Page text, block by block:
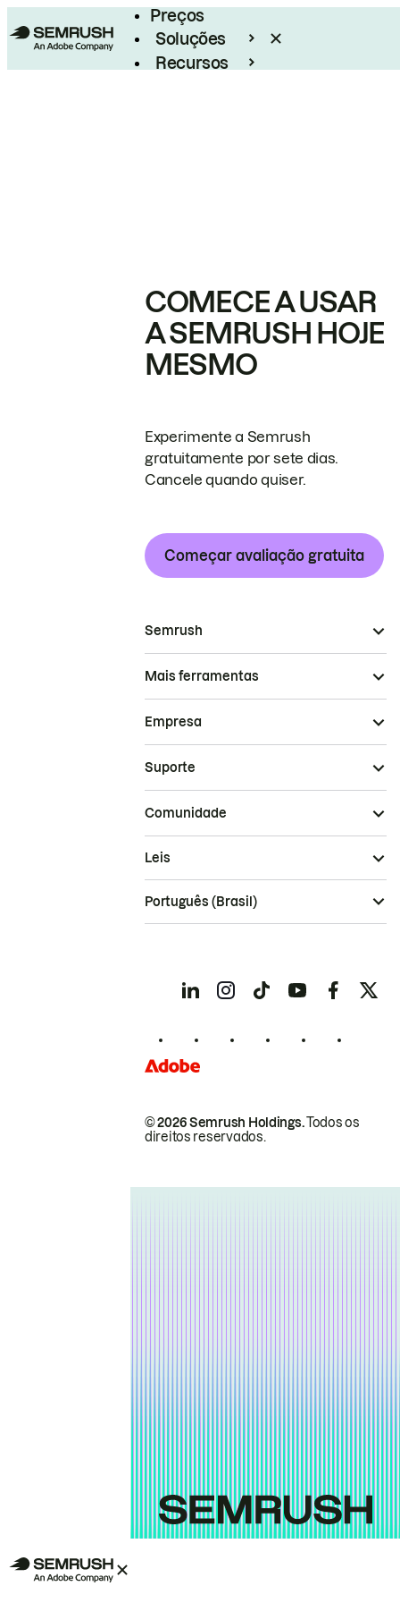
Preços
Soluções
Recursos
COMECE A USAR
A SEMRUSH HOJE
MESMO
Experimente a Semrush
gratuitamente por sete dias.
Cancele quando quiser.
Começar avaliação gratuita
Semrush
Mais ferramentas
Empresa
Suporte
Comunidade
© 2026 Semrush Holdings.Todos os
direitos reservados.
Leis
Português (Brasil)